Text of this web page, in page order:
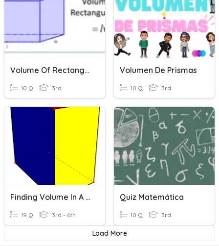
Volume Of Rectangular Prism
10 Q 3rd
Volumen De Prismas
10 Q 3rd
Finding Volume In A Rectangular Prism- Basic
19 Q 3rd - 6th
Quiz Matemática
10 Q 3rd
Load More